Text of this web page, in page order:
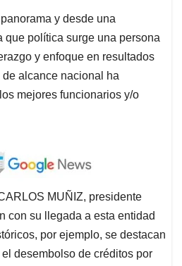
y desde una
que política surge una persona
y enfoque en resultados
alcance nacional ha
mejores funcionarios y/o
MUÑIZ, presidente
con su llegada a esta entidad
por ejemplo, se destacan
desembolso de créditos por